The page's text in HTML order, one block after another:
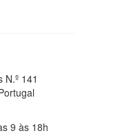
141
9 às 18h